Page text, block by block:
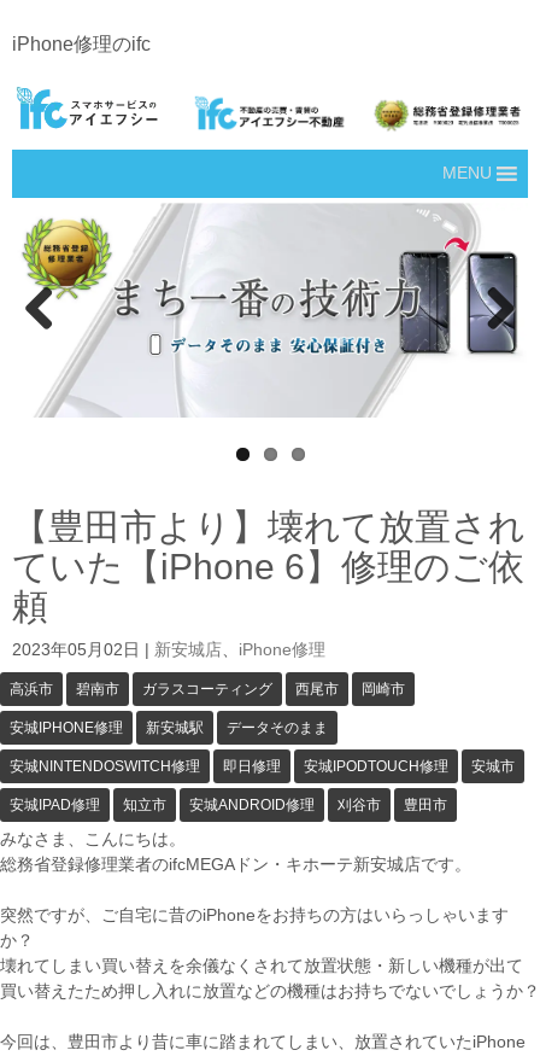
iPhone修理のifc
MENU
Next
【豊田市より】壊れて放置され
ていた【iPhone 6】修理のご依
頼
2023年05月02日 新安城店 iPhone修理
高浜市 碧南市 ガラスコーティング 西尾市 岡崎市
安城IPHONE修理 新安城駅 データそのまま
安城NINTENDOSWITCH修理 即日修理 安城IPODTOUCH修理 安城市
安城IPAD修理 知立市 安城ANDROID修理 刈谷市 豊田市
みなさま、こんにちは。
総務省登録修理業者のifcMEGAドン・キホーテ新安城店です。
突然ですが、ご自宅に昔のiPhoneをお持ちの方はいらっしゃいます
か？
壊れてしまい買い替えを余儀なくされて放置状態・新しい機種が出て
買い替えたため押し入れに放置などの機種はお持ちでないでしょうか？
今回は、豊田市より昔に車に踏まれてしまい、放置されていたiPhone